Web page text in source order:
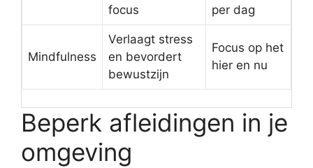
focus
per dag
Mindfulness
Verlaagt stress
en bevordert
bewustzijn
Focus op het
hier en nu
Beperk afleidingen in je
omgeving